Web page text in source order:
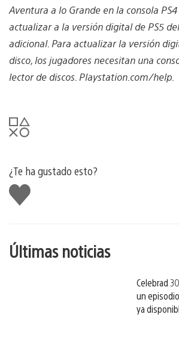
Aventura a lo Grande en la consola
actualizar a la versión digital de PS5
adicional. Para actualizar la versión
disco, los jugadores necesitan una
lector de discos. Playstation.com/help.
¿Te ha gustado esto?
Me
gusta
esto
Últimas noticias
Celebrad
un
ya